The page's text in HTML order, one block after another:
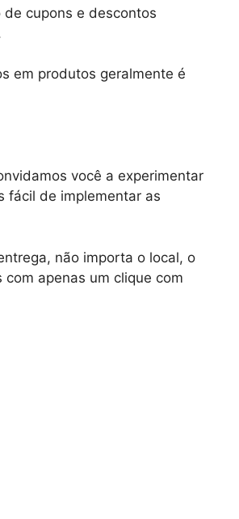
cupons e descontos
em produtos geralmente é
você a experimentar
fácil de implementar as
não importa o local, o
apenas um clique com